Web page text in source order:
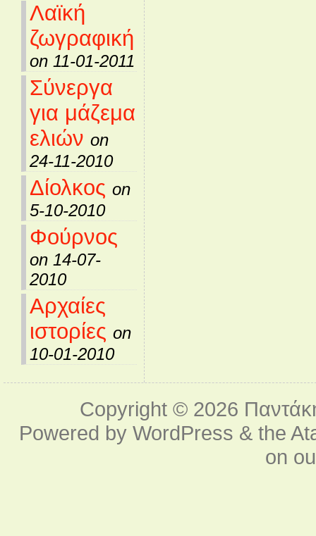
Λαϊκή
ζωγραφική
on 11-01-2011
Σύνεργα
για μάζεμα
ελιών on
24-11-2010
Δίολκος on
5-10-2010
Φούρνος
on 14-07-
2010
Αρχαίες
ιστορίες on
10-01-2010
Copyright © 2026
Powered byWordPress & the
on